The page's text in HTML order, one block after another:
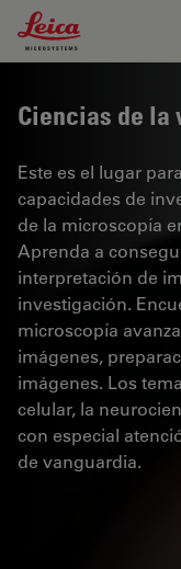
Leica Microsystems
Ciencias de la
Este es el lugar
capacidades de
de la microscopía
Aprenda a
interpretación de
investigación.
microscopía
imágenes,
imágenes. Los
celular, la
con especial
de vanguardia.